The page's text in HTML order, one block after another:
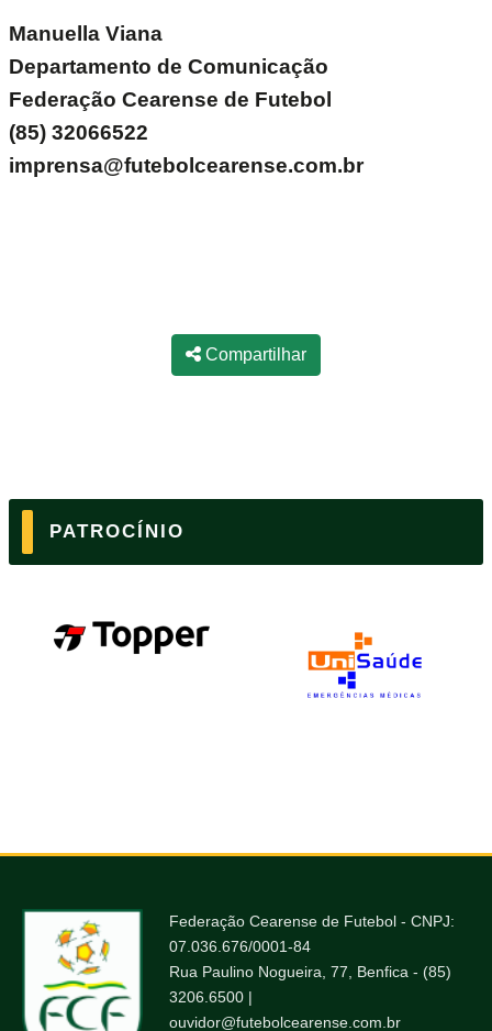
Manuella Viana
Departamento de Comunicação
Federação Cearense de Futebol
(85) 32066522
imprensa@futebolcearense.com.br
Compartilhar
PATROCÍNIO
Federação Cearense de Futebol - CNPJ:
07.036.676/0001-84
Rua Paulino Nogueira, 77, Benfica - (85)
3206.6500 |
ouvidor@futebolcearense.com.br